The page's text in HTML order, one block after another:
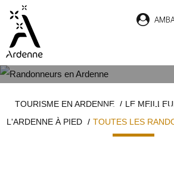
contenu
principal
ARDENNE
d'ArianeTOURISME EN ARDENNE
LE
L'ARDENNE À PIED
TOUTES LES